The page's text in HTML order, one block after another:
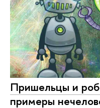
Пришельцы и
примеры